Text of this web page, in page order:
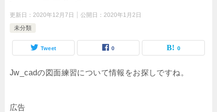
更新日： 2020年12月7日 公開日： 2020年1月2日
未分類
Tweet 0 0
Jw_cadの図面練習について情報をお探しですね。
広告